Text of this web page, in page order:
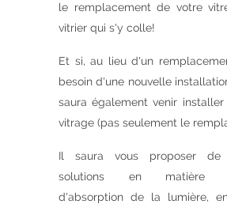
le remplacement de votre
vitrier qui s'y colle!
Et si, au lieu d'un
besoin d'une nouvelle
saura également venir installer
vitrage (pas seulement le
Il saura vous proposer de
solutions en matière
d'absorption de la lumière,